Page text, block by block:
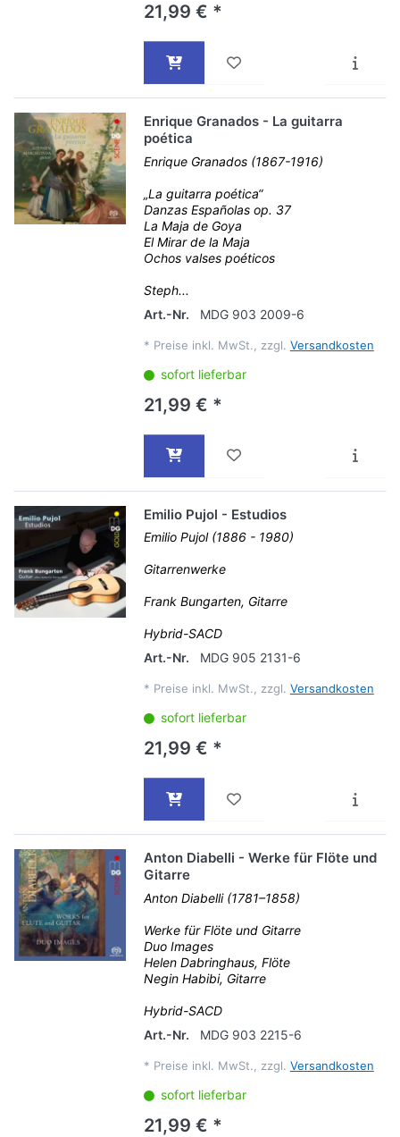
21,99 € *
Enrique Granados - La guitarra
poética
Enrique Granados (1867-1916)
„La guitarra poética“
Danzas Españolas op. 37
La Maja de Goya
El Mirar de la Maja
Ochos valses poéticos
Steph...
Art.-Nr.
MDG 903 2009-6
* Preise inkl. MwSt., zzgl. Versandkosten
sofort lieferbar
21,99 € *
Emilio Pujol - Estudios
Emilio Pujol (1886 - 1980)
Gitarrenwerke
Frank Bungarten, Gitarre
Hybrid-SACD
Art.-Nr.
MDG 905 2131-6
* Preise inkl. MwSt., zzgl. Versandkosten
sofort lieferbar
21,99 € *
Anton Diabelli - Werke für Flöte und
Gitarre
Anton Diabelli (1781–1858)
Werke für Flöte und Gitarre
Duo Images
Helen Dabringhaus, Flöte
Negin Habibi, Gitarre
Hybrid-SACD
Art.-Nr.
MDG 903 2215-6
* Preise inkl. MwSt., zzgl. Versandkosten
sofort lieferbar
21,99 € *